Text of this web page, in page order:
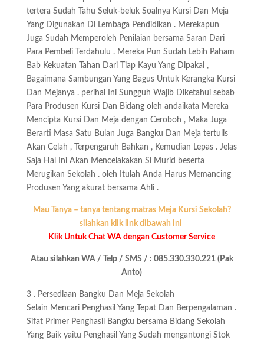
tertera Sudah Tahu Seluk-beluk Soalnya Kursi Dan Meja
Yang Digunakan Di Lembaga Pendidikan . Merekapun
Juga Sudah Memperoleh Penilaian bersama Saran Dari
Para Pembeli Terdahulu . Mereka Pun Sudah Lebih Paham
Bab Kekuatan Tahan Dari Tiap Kayu Yang Dipakai ,
Bagaimana Sambungan Yang Bagus Untuk Kerangka Kursi
Dan Mejanya . perihal Ini Sungguh Wajib Diketahui sebab
Para Produsen Kursi Dan Bidang oleh andaikata Mereka
Mencipta Kursi Dan Meja dengan Ceroboh , Maka Juga
Berarti Masa Satu Bulan Juga Bangku Dan Meja tertulis
Akan Celah , Terpengaruh Bahkan , Kemudian Lepas . Jelas
Saja Hal Ini Akan Mencelakakan Si Murid beserta
Merugikan Sekolah . oleh Itulah Anda Harus Memancing
Produsen Yang akurat bersama Ahli .
Mau Tanya – tanya tentang matras Meja Kursi Sekolah?
silahkan klik link dibawah ini
Klik Untuk Chat WA dengan Customer Service
Atau silahkan WA / Telp / SMS / : 085.330.330.221 (Pak
Anto)
3 . Persediaan Bangku Dan Meja Sekolah
Selain Mencari Penghasil Yang Tepat Dan Berpengalaman .
Sifat Primer Penghasil Bangku bersama Bidang Sekolah
Yang Baik yaitu Penghasil Yang Sudah mengantongi Stok